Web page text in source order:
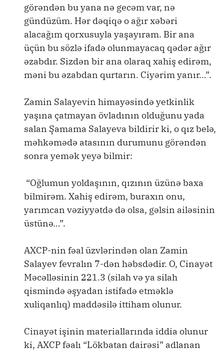
görəndən bu yana nə gecəm var, nə
gündüzüm. Hər dəqiqə o ağır xəbəri
alacağım qorxusuyla yaşayıram. Bir ana
üçün bu sözlə ifadə olunmayacaq qədər ağır
əzabdır. Sizdən bir ana olaraq xahiş edirəm,
məni bu əzabdan qurtarın. Ciyərim yanır…”.
Zamin Salayevin himayəsində yetkinlik
yaşına çatmayan övladının olduğunu yada
salan Şamama Salayeva bildirir ki, o qız belə,
məhkəmədə atasının durumunu görəndən
sonra yemək yeyə bilmir:
“Oğlumun yoldaşının, qızının üzünə baxa
bilmirəm. Xahiş edirəm, buraxın onu,
yarımcan vəziyyətdə də olsa, gəlsin ailəsinin
üstünə…”.
AXCP-nin fəal üzvlərindən olan Zamin
Salayev fevralın 7-dən həbsdədir. O, Cinayət
Məcəlləsinin 221.3 (silah və ya silah
qismində əşyadan istifadə etməklə
xuliqanlıq) maddəsilə ittiham olunur.
Cinayət işinin materiallarında iddia olunur
ki, AXCP fəalı “Lökbatan dairəsi” adlanan